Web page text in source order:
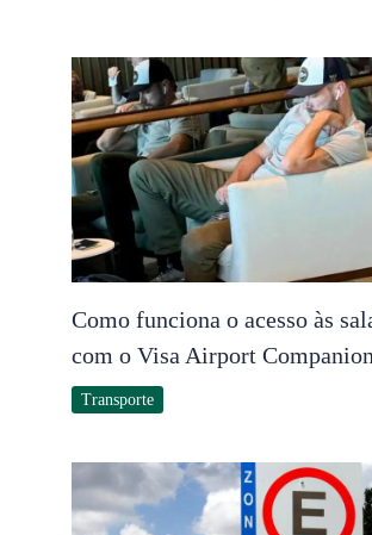
Como funciona o acesso às
com o Visa Airport Companion
Transporte